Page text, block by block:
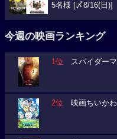
5名様 [〆8/16(日)]
今週の映画ランキング
1位 スパイダーマ
2位 映画ちいか